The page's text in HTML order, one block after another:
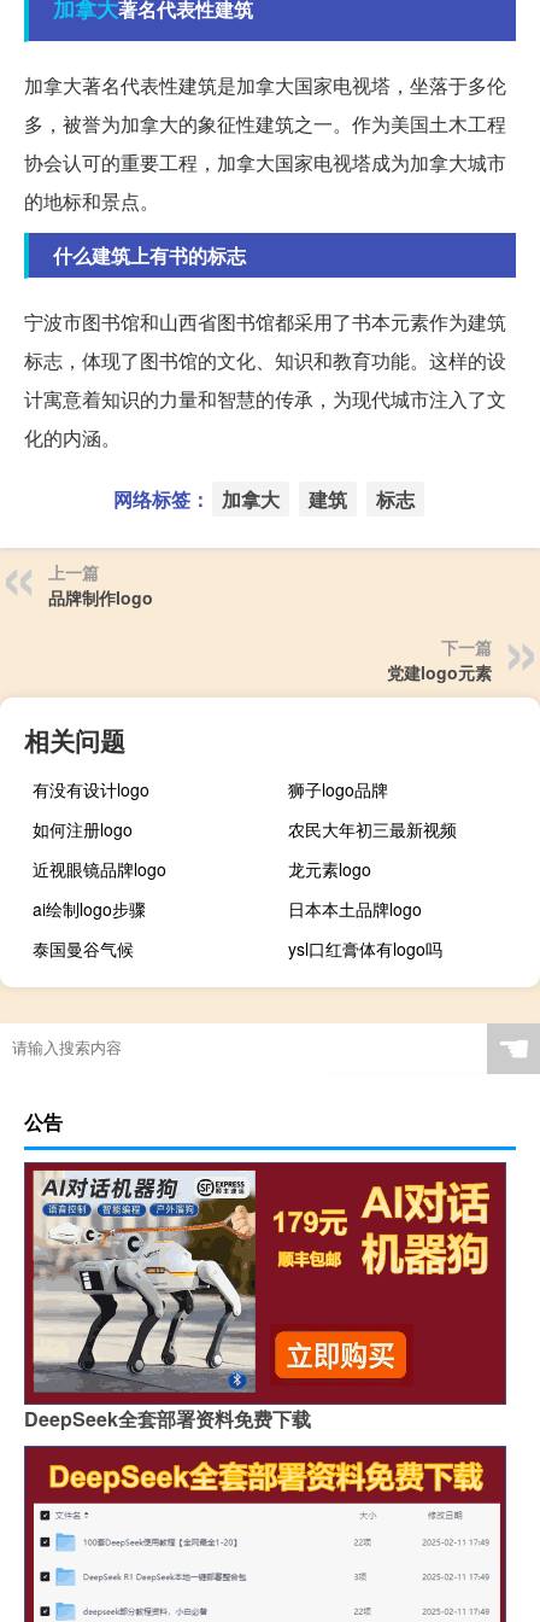
加拿大著名代表性建筑
加拿大著名代表性建筑是加拿大国家电视塔，坐落于多伦
多，被誉为加拿大的象征性建筑之一。作为美国土木工程
协会认可的重要工程，加拿大国家电视塔成为加拿大城市
的地标和景点。
什么建筑上有书的标志
宁波市图书馆和山西省图书馆都采用了书本元素作为建筑
标志，体现了图书馆的文化、知识和教育功能。这样的设
计寓意着知识的力量和智慧的传承，为现代城市注入了文
化的内涵。
网络标签： 加拿大 建筑 标志
上一篇
品牌制作logo
下一篇
党建logo元素
相关问题
有没有设计logo
狮子logo品牌
如何注册logo
农民大年初三最新视频
近视眼镜品牌logo
龙元素logo
ai绘制logo步骤
日本本土品牌logo
泰国曼谷气候
ysl口红膏体有logo吗
☚
公告
DeepSeek全套部署资料免费下载